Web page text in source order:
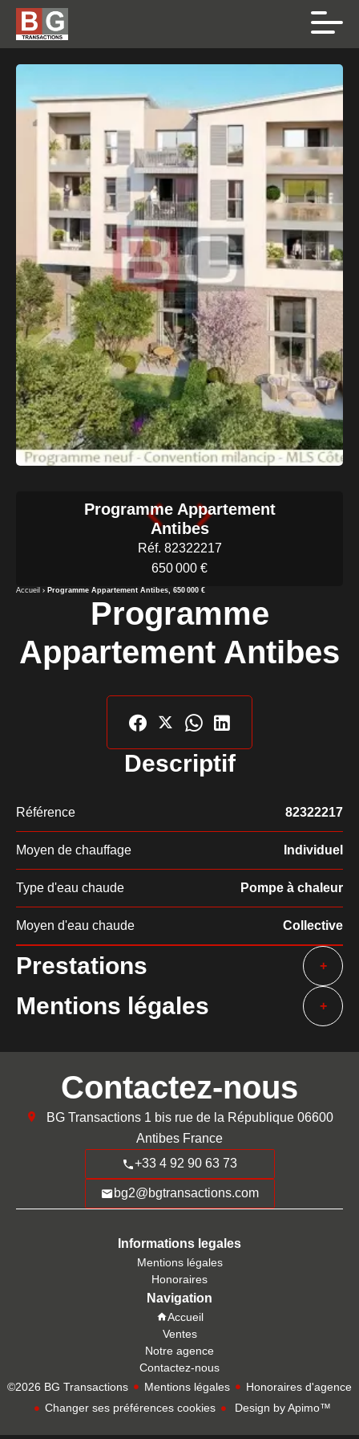
Programme Appartement
Antibes
Réf. 82322217
650 000 €
Accueil Programme Appartement Antibes, 650 000 €
Programme
Appartement Antibes
Descriptif
Référence 82322217
Moyen de chauffage Individuel
Type d'eau chaude Pompe à chaleur
Moyen d'eau chaude Collective
Prestations +
Mentions légales +
Contactez-nous
BG Transactions 1 bis rue de la République 06600
Antibes France
+33 4 92 90 63 73
bg2@bgtransactions.com
Informations legales
Mentions légales
Honoraires
Navigation
Accueil
Ventes
Notre agence
Contactez-nous
©2026 BG Transactions
Mentions légales
Honoraires d'agence
Changer ses préférences cookies
Design byApimo™